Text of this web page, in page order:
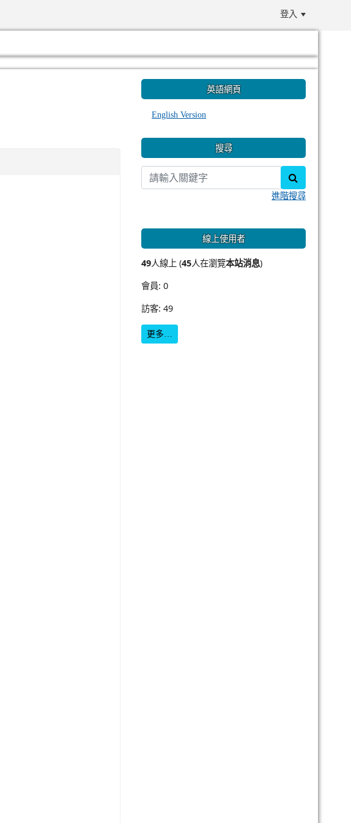
登入
英語網頁
English Version
搜尋
進階搜尋
線上使用者
49人線上 (45人在瀏覽本站消息)
會員: 0
訪客: 49
更多…